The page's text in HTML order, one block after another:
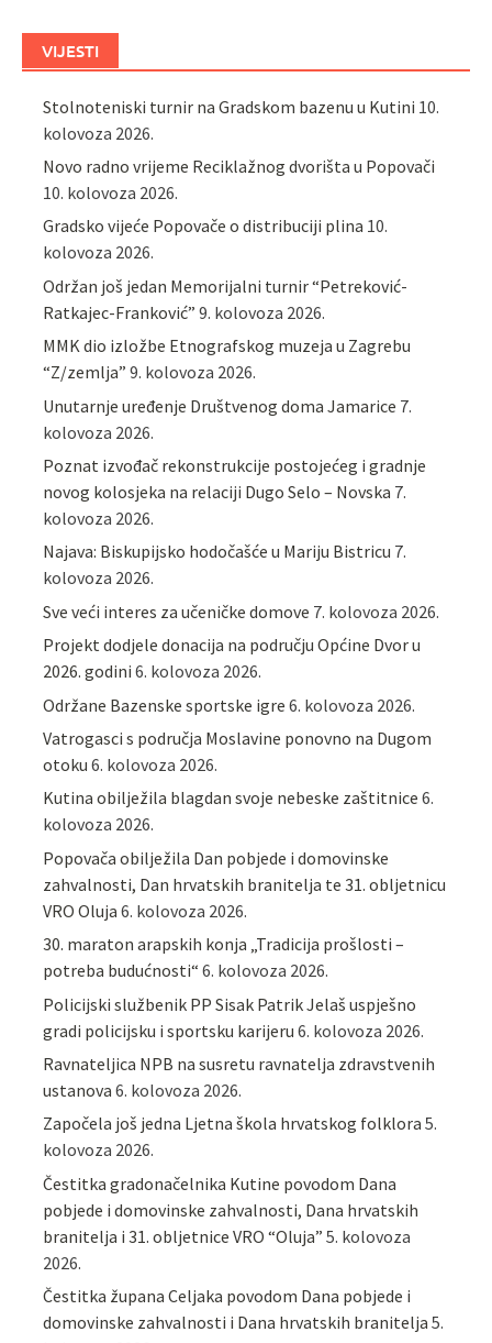
VIJESTI
Stolnoteniski turnir na Gradskom bazenu u Kutini 10.
kolovoza 2026.
Novo radno vrijeme Reciklažnog dvorišta u Popovači
10. kolovoza 2026.
Gradsko vijeće Popovače o distribuciji plina 10.
kolovoza 2026.
Održan još jedan Memorijalni turnir “Petreković-
Ratkajec-Franković” 9. kolovoza 2026.
MMK dio izložbe Etnografskog muzeja u Zagrebu
“Z/zemlja” 9. kolovoza 2026.
Unutarnje uređenje Društvenog doma Jamarice 7.
kolovoza 2026.
Poznat izvođač rekonstrukcije postojećeg i gradnje
novog kolosjeka na relaciji Dugo Selo – Novska 7.
kolovoza 2026.
Najava: Biskupijsko hodočašće u Mariju Bistricu 7.
kolovoza 2026.
Sve veći interes za učeničke domove 7. kolovoza 2026.
Projekt dodjele donacija na području Općine Dvor u
2026. godini 6. kolovoza 2026.
Održane Bazenske sportske igre 6. kolovoza 2026.
Vatrogasci s područja Moslavine ponovno na Dugom
otoku 6. kolovoza 2026.
Kutina obilježila blagdan svoje nebeske zaštitnice 6.
kolovoza 2026.
Popovača obilježila Dan pobjede i domovinske
zahvalnosti, Dan hrvatskih branitelja te 31. obljetnicu
VRO Oluja 6. kolovoza 2026.
30. maraton arapskih konja „Tradicija prošlosti –
potreba budućnosti“ 6. kolovoza 2026.
Policijski službenik PP Sisak Patrik Jelaš uspješno
gradi policijsku i sportsku karijeru 6. kolovoza 2026.
Ravnateljica NPB na susretu ravnatelja zdravstvenih
ustanova 6. kolovoza 2026.
Započela još jedna Ljetna škola hrvatskog folklora 5.
kolovoza 2026.
Čestitka gradonačelnika Kutine povodom Dana
pobjede i domovinske zahvalnosti, Dana hrvatskih
branitelja i 31. obljetnice VRO “Oluja” 5. kolovoza
2026.
Čestitka župana Celjaka povodom Dana pobjede i
domovinske zahvalnosti i Dana hrvatskih branitelja 5.